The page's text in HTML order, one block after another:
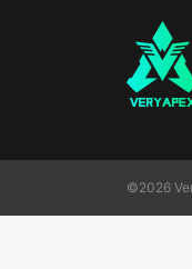
©2026